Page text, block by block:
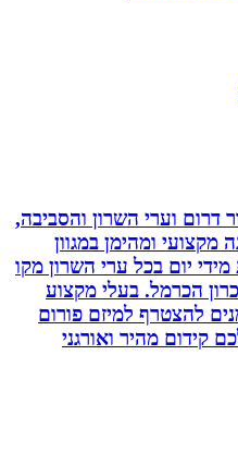
וערי השרון והסביבה,
ומהימן במגוון
יום בכל ערי השרון מקו
הכרמל. בעלי מקצוע
להצטרף למיזם פורום
מהיר ואורגני